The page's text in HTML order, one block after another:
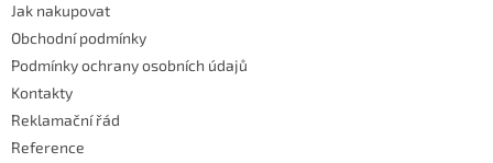
Jak nakupovat
Obchodní podmínky
Podmínky ochrany osobních údajů
Kontakty
Reklamační řád
Reference